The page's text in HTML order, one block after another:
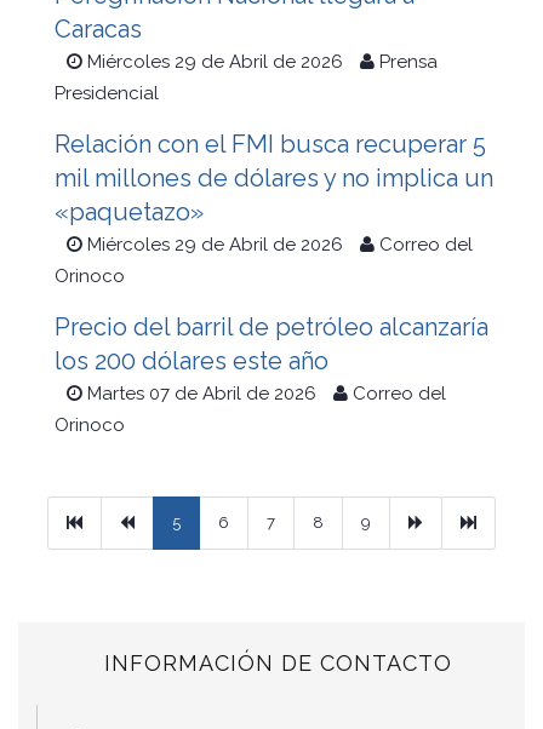
Caracas
Miércoles 29 de Abril de 2026
Prensa
Presidencial
Relación con el FMI busca recuperar 5
mil millones de dólares y no implica un
«paquetazo»
Miércoles 29 de Abril de 2026
Correo del
Orinoco
Precio del barril de petróleo alcanzaría
los 200 dólares este año
Martes 07 de Abril de 2026
Correo del
Orinoco
PrimeraPrevious
5 6 7 8 9 Ultimo
INFORMACIÓN DE CONTACTO